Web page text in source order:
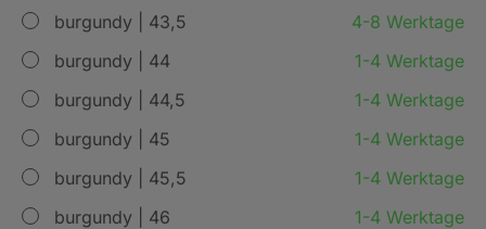
burgundy | 43,5
4-8 Werktage
burgundy | 44
1-4 Werktage
burgundy | 44,5
1-4 Werktage
burgundy | 45
1-4 Werktage
burgundy | 45,5
1-4 Werktage
burgundy | 46
1-4 Werktage